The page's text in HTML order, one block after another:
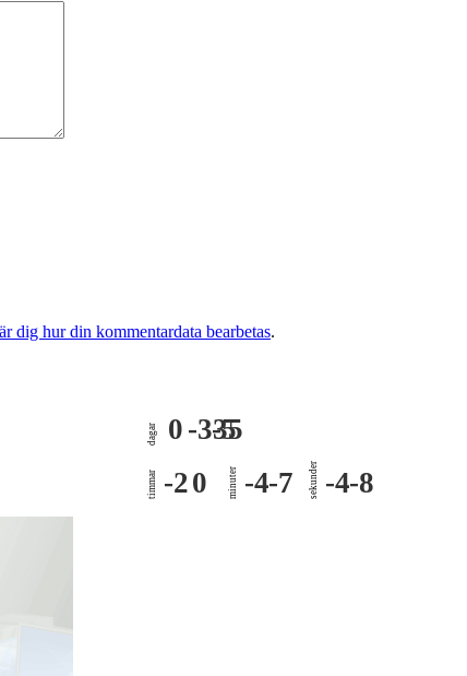
dig hur din kommentardata bearbetas.
dagar 0 -335
-5
timmar -20 minuter -4-7 sekunder -4-8